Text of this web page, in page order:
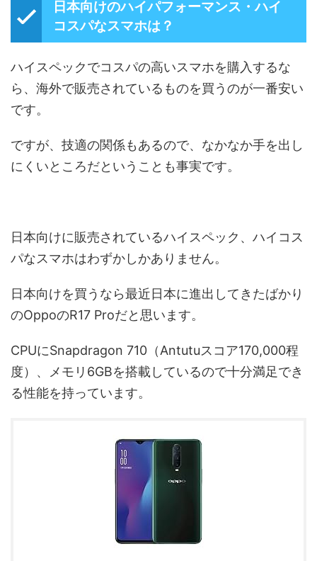
日本向けのハイパフォーマンス・ハイ
コスパなスマホは？
ハイスペックでコスパの高いスマホを購入するな
ら、海外で販売されているものを買うのが一番安い
です。
ですが、技適の関係もあるので、なかなか手を出し
にくいところだということも事実です。
日本向けに販売されているハイスペック、ハイコス
パなスマホはわずかしかありません。
日本向けを買うなら最近日本に進出してきたばかり
のOppoのR17 Proだと思います。
CPUにSnapdragon 710（Antutuスコア170,000程
度）、メモリ6GBを搭載しているので十分満足でき
る性能を持っています。